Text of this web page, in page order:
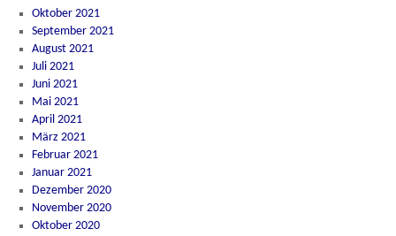
Oktober 2021
September 2021
August 2021
Juli 2021
Juni 2021
Mai 2021
April 2021
März 2021
Februar 2021
Januar 2021
Dezember 2020
November 2020
Oktober 2020